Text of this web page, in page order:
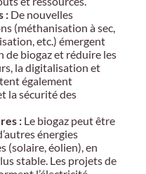
: De nouvelles
(méthanisation à sec,
etc.) émergent
biogaz et réduire les
la digitalisation et
également
la sécurité des
: Le biogaz peut être
énergies
(solaire, éolien), en
stable. Les projets de